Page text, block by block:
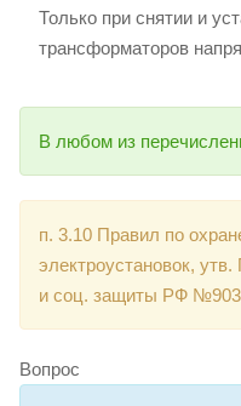
Только при снятии и
трансформаторов
В любом из
п. 3.10 Правил по
электроустановок,
и соц. защиты РФ
Вопрос